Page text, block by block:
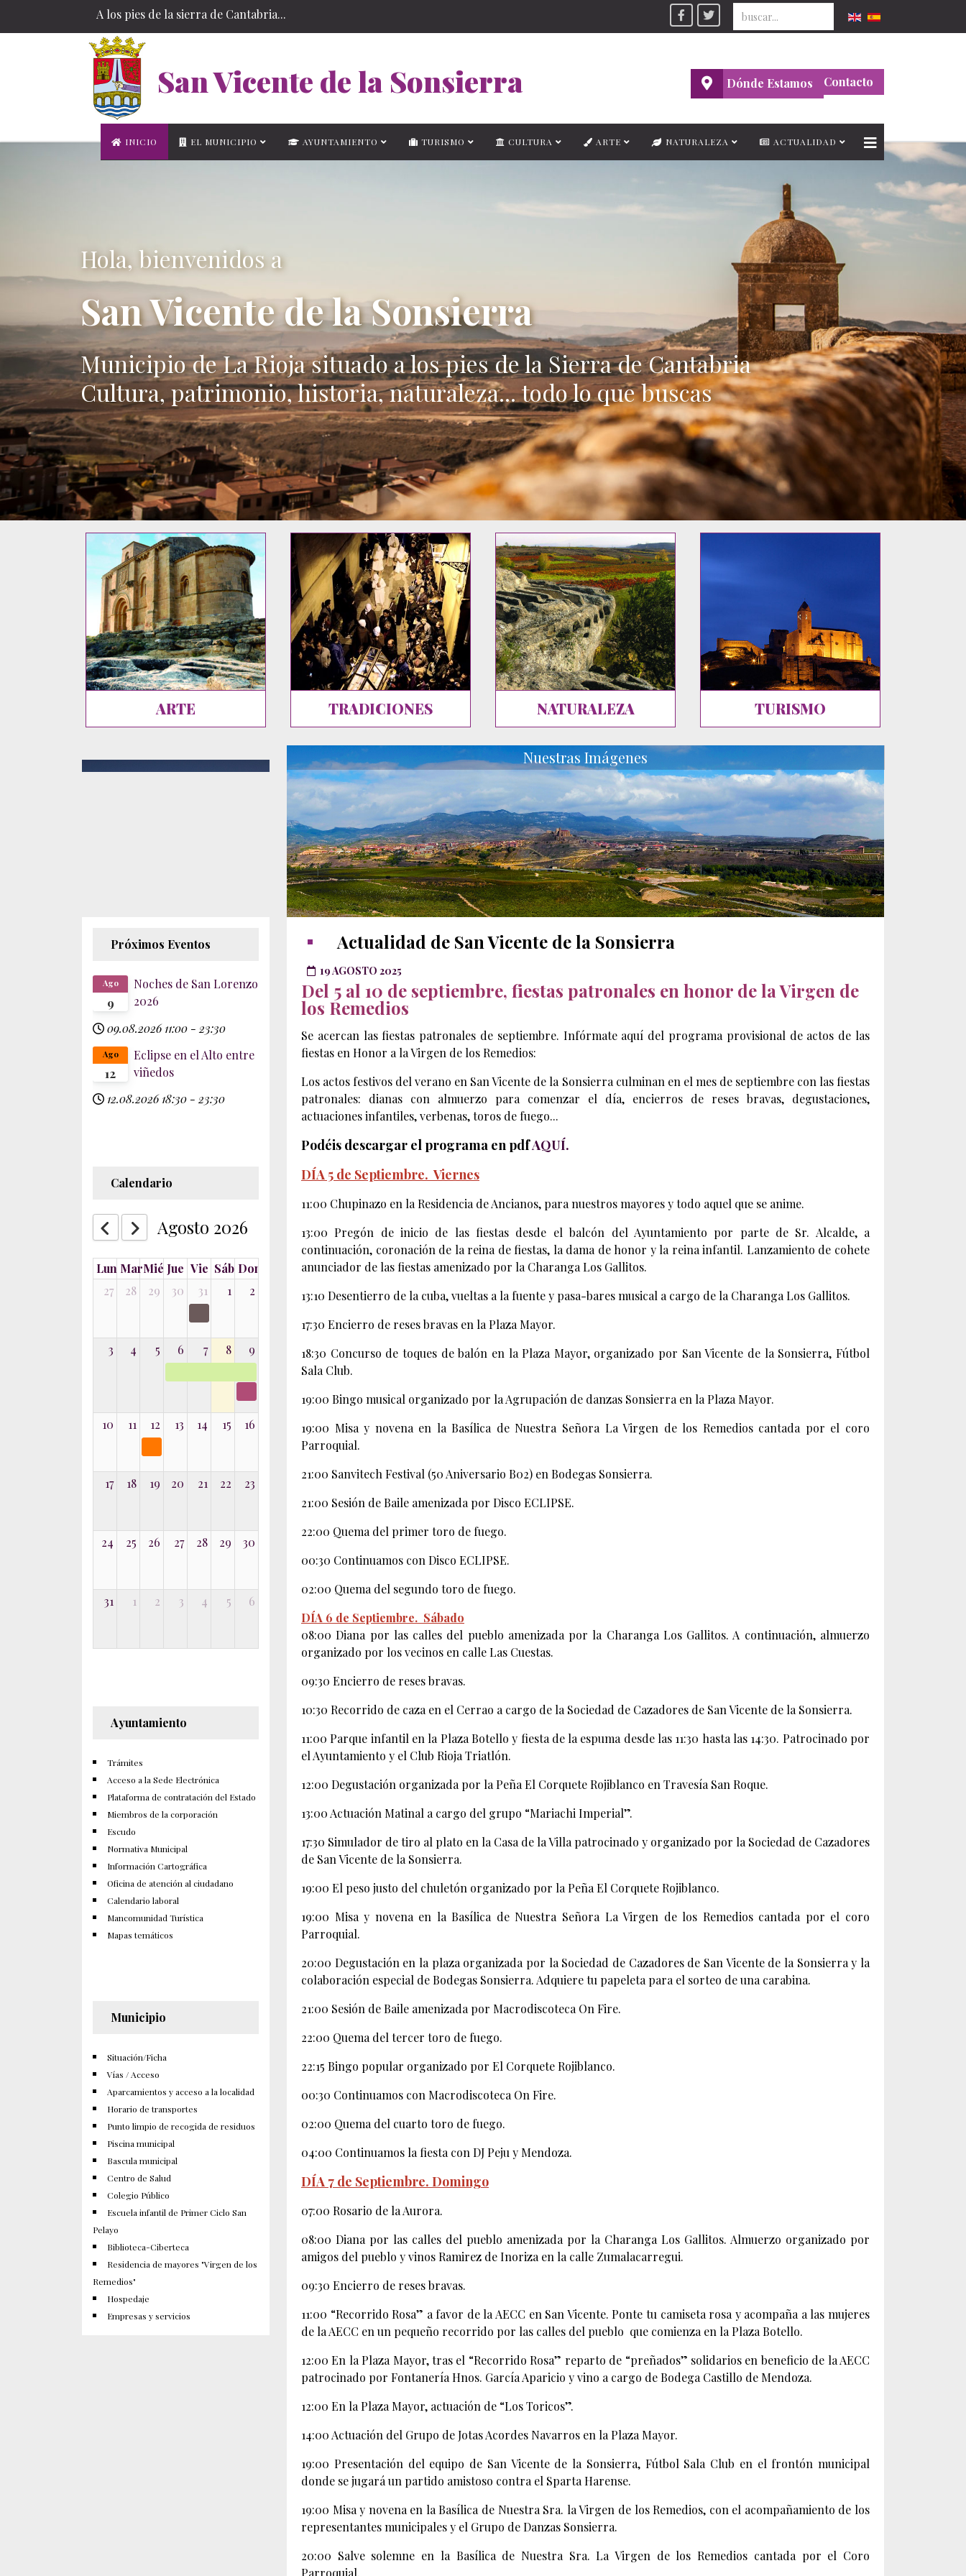
A los pies de la sierra de Cantabria... Seleccione su idioma
San Vicente de la Sonsierra Dónde Estamos Contacto
INICIO EL MUNICIPIO AYUNTAMIENTO TURISMO CULTURA ARTE NATURALEZA ACTUALIDAD
Hola, bienvenidos a
San Vicente de la Sonsierra
Municipio de La Rioja situado a los pies de la Sierra de Cantabria
Cultura, patrimonio, historia, naturaleza... todo lo que buscas
ARTE TRADICIONES NATURALEZA TURISMO
Nuestras Imágenes
Próximos Eventos
9
Ago
Noches de San Lorenzo
2026
09.08.2026 11:00 - 23:30
12
Ago
Eclipse en el Alto entre
viñedos
12.08.2026 18:30 - 23:30
Calendario
Agosto 2026
Lun MarMié Jue Vie Sáb Dom
27
28 29 30 31 1 2
3 4 5 6 7 8 9
10 11 12 13 14 15 16
17 18 19 20 21 22 23
24 25 26 27 28 29 30
31 1 2 3 4 5 6
Ayuntamiento
Trámites
Acceso a la Sede Electrónica
Plataforma de contratación del Estado
Miembros de la corporación
Escudo
Normativa Municipal
Información Cartográfica
Oficina de atención al ciudadano
Calendario laboral
Mancomunidad Turística
Mapas temáticos
Municipio
Situación/Ficha
Vías / Acceso
Aparcamientos y acceso a la localidad
Horario de transportes
Punto limpio de recogida de residuos
Piscina municipal
Bascula municipal
Centro de Salud
Colegio Público
Escuela infantil de Primer Ciclo San
Pelayo
Biblioteca-Ciberteca
Residencia de mayores "Virgen de los
Remedios"
Hospedaje
Empresas y servicios
Actualidad de San Vicente de la Sonsierra
19 AGOSTO 2025
Del 5 al 10 de septiembre, fiestas patronales en honor de la Virgen de
los Remedios
Se acercan las fiestas patronales de septiembre. Infórmate aquí del programa provisional de actos de las
fiestas en Honor a la Virgen de los Remedios:
Los actos festivos del verano en San Vicente de la Sonsierra culminan en el mes de septiembre con las fiestas
patronales: dianas con almuerzo para comenzar el día, encierros de reses bravas, degustaciones,
actuaciones infantiles, verbenas, toros de fuego...
Podéis descargar el programa en pdfAQUÍ.
DÍA 5 de Septiembre. Viernes
11:00 Chupinazo en la Residencia de Ancianos, para nuestros mayores y todo aquel que se anime.
13:00 Pregón de inicio de las fiestas desde el balcón del Ayuntamiento por parte de Sr. Alcalde, a
continuación, coronación de la reina de fiestas, la dama de honor y la reina infantil. Lanzamiento de cohete
anunciador de las fiestas amenizado por la Charanga Los Gallitos.
13:10 Desentierro de la cuba, vueltas a la fuente y pasa-bares musical a cargo de la Charanga Los Gallitos.
17:30 Encierro de reses bravas en la Plaza Mayor.
18:30 Concurso de toques de balón en la Plaza Mayor, organizado por San Vicente de la Sonsierra, Fútbol
Sala Club.
19:00 Bingo musical organizado por la Agrupación de danzas Sonsierra en la Plaza Mayor.
19:00 Misa y novena en la Basílica de Nuestra Señora La Virgen de los Remedios cantada por el coro
Parroquial.
21:00 Sanvitech Festival (50 Aniversario B02) en Bodegas Sonsierra.
21:00 Sesión de Baile amenizada por Disco ECLIPSE.
22:00 Quema del primer toro de fuego.
00:30 Continuamos con Disco ECLIPSE.
02:00 Quema del segundo toro de fuego.
DÍA 6 de Septiembre. Sábado
08:00 Diana por las calles del pueblo amenizada por la Charanga Los Gallitos. A continuación, almuerzo
organizado por los vecinos en calle Las Cuestas.
09:30 Encierro de reses bravas.
10:30 Recorrido de caza en el Cerrao a cargo de la Sociedad de Cazadores de San Vicente de la Sonsierra.
11:00 Parque infantil en la Plaza Botello y fiesta de la espuma desde las 11:30 hasta las 14:30. Patrocinado por
el Ayuntamiento y el Club Rioja Triatlón.
12:00 Degustación organizada por la Peña El Corquete Rojiblanco en Travesía San Roque.
13:00 Actuación Matinal a cargo del grupo “Mariachi Imperial”.
17:30 Simulador de tiro al plato en la Casa de la Villa patrocinado y organizado por la Sociedad de Cazadores
de San Vicente de la Sonsierra.
19:00 El peso justo del chuletón organizado por la Peña El Corquete Rojiblanco.
19:00 Misa y novena en la Basílica de Nuestra Señora La Virgen de los Remedios cantada por el coro
Parroquial.
20:00 Degustación en la plaza organizada por la Sociedad de Cazadores de San Vicente de la Sonsierra y la
colaboración especial de Bodegas Sonsierra. Adquiere tu papeleta para el sorteo de una carabina.
21:00 Sesión de Baile amenizada por Macrodiscoteca On Fire.
22:00 Quema del tercer toro de fuego.
22:15 Bingo popular organizado por El Corquete Rojiblanco.
00:30 Continuamos con Macrodiscoteca On Fire.
02:00 Quema del cuarto toro de fuego.
04:00 Continuamos la fiesta con DJ Peju y Mendoza.
DÍA 7 de Septiembre. Domingo
07:00 Rosario de la Aurora.
08:00 Diana por las calles del pueblo amenizada por la Charanga Los Gallitos. Almuerzo organizado por
amigos del pueblo y vinos Ramirez de Inoriza en la calle Zumalacarregui.
09:30 Encierro de reses bravas.
11:00 “Recorrido Rosa” a favor de la AECC en San Vicente. Ponte tu camiseta rosa y acompaña a las mujeres
de la AECC en un pequeño recorrido por las calles del pueblo que comienza en la Plaza Botello.
12:00 En la Plaza Mayor, tras el “Recorrido Rosa” reparto de “preñados” solidarios en beneficio de la AECC
patrocinado por Fontanería Hnos. García Aparicio y vino a cargo de Bodega Castillo de Mendoza.
12:00 En la Plaza Mayor, actuación de “Los Toricos”.
14:00 Actuación del Grupo de Jotas Acordes Navarros en la Plaza Mayor.
19:00 Presentación del equipo de San Vicente de la Sonsierra, Fútbol Sala Club en el frontón municipal
donde se jugará un partido amistoso contra el Sparta Harense.
19:00 Misa y novena en la Basílica de Nuestra Sra. la Virgen de los Remedios, con el acompañamiento de los
representantes municipales y el Grupo de Danzas Sonsierra.
20:00 Salve solemne en la Basílica de Nuestra Sra. La Virgen de los Remedios cantada por el Coro